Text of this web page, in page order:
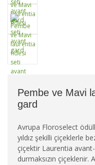
Pembe ve Mavi
gard
Avrupa Floroselect
yıldız şekilli çiçeklerle
çiçektir Laurentia
durmaksızın çiçeklenir.